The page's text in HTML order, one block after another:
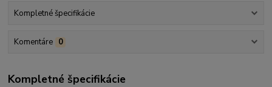
Kompletné špecifikácie
Komentáre 0
Kompletné špecifikácie